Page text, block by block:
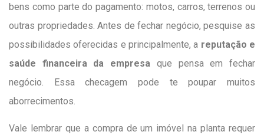
bens como parte do pagamento: motos, carros, terrenos ou
outras propriedades. Antes de fechar negócio, pesquise as
possibilidades oferecidas e principalmente, a reputação e
saúde financeira da empresa que pensa em fechar
negócio. Essa checagem pode te poupar muitos
aborrecimentos.
Vale lembrar que a compra de um imóvel na planta requer